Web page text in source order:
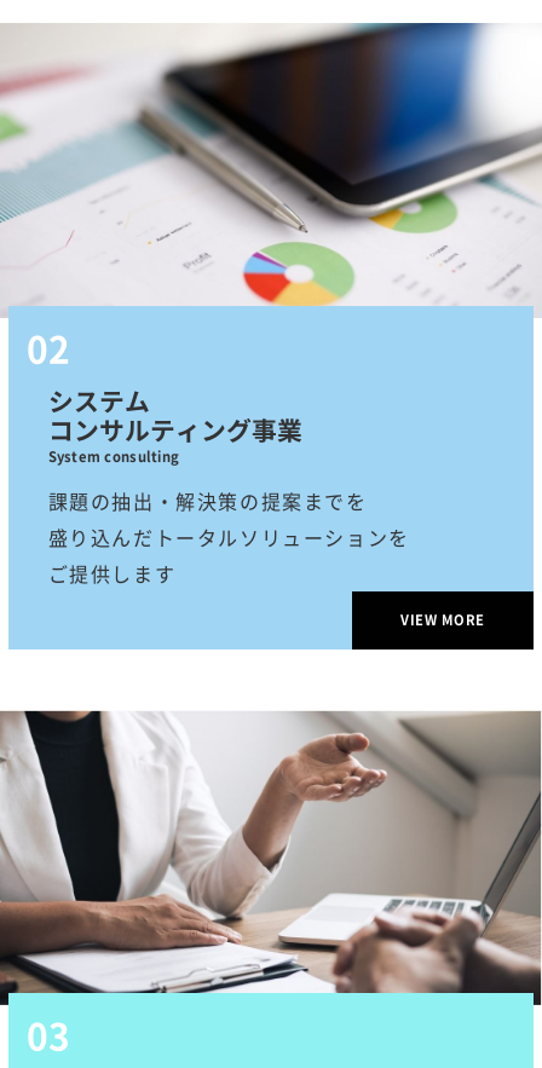
システム
コンサルティング事業
System consulting
課題の抽出・解決策の提案までを
盛り込んだトータルソリューションを
ご提供します
VIEW MORE